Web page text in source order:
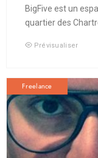
BigFive est un
quartier des
Prévisualiser
Freelance